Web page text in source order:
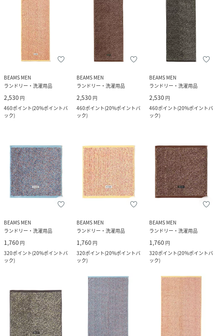
BEAMS MEN
ランドリー・洗濯用品
2,530 円
460ポイント(20%ポイントバ
ック)
BEAMS MEN
ランドリー・洗濯用品
2,530 円
460ポイント(20%ポイントバ
ック)
BEAMS MEN
ランドリー・洗濯用品
2,530 円
460ポイント(20%ポイントバ
ック)
BEAMS MEN
ランドリー・洗濯用品
1,760 円
320ポイント(20%ポイントバ
ック)
BEAMS MEN
ランドリー・洗濯用品
1,760 円
320ポイント(20%ポイントバ
ック)
BEAMS MEN
ランドリー・洗濯用品
1,760 円
320ポイント(20%ポイントバ
ック)